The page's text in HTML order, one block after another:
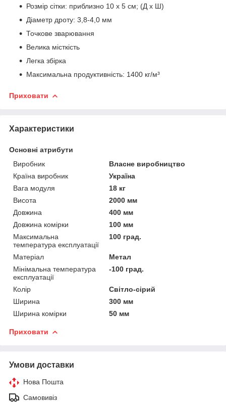
Розмір сітки: приблизно 10 x 5 см; (Д x Ш)
Діаметр дроту: 3,8-4,0 мм
Точкове зварювання
Велика місткість
Легка збірка
Максимальна продуктивність: 1400 кг/м³
Приховати
Характеристики
Основні атрибути
Виробник
Власне виробництво
Країна виробник
Україна
Вага модуля
18 кг
Висота
2000 мм
Довжина
400 мм
Довжина комірки
100 мм
Максимальна
температура експлуатації
100 град.
Матеріал
Метал
Мінімальна температура
експлуатації
-100 град.
Колір
Світло-сірий
Ширина
300 мм
Ширина комірки
50 мм
Приховати
Умови доставки
Нова Пошта
Самовивіз